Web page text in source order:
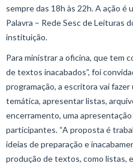
sempre das 18h às 22h. A ação
Palavra – Rede Sesc de Leituras
instituição.
Para ministrar a oficina, que tem
de textos inacabados”, foi
programação, a escritora vai
temática, apresentar listas,
encerramento, uma
participantes. “A proposta é
ideias de preparação e
produção de textos, como listas,